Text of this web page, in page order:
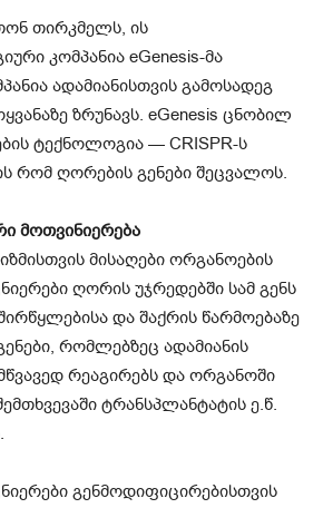
თირკმელს, ის
კომპანია eGenesis-მა
ადამიანისთვის გამოსადეგ
ზრუნავს. eGenesis ცნობილ
ტექნოლოგია — CRISPR-ს
რომ ღორების გენები შეცვალოს.
მოთვინიერება
მისაღები ორგანოების
ღორის უჯრედებში სამ გენს
და შაქრის წარმოებაზე
რომლებზეც ადამიანის
რეაგირებს და ორგანოში
ტრანსპლანტატის ე.წ.
გენმოდიფიცირებისთვის